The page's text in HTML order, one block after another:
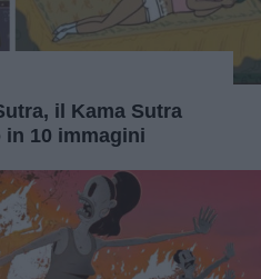
il Kama Sutra
10 immagini